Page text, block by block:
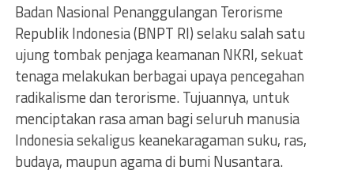
Badan Nasional Penanggulangan Terorisme
Republik Indonesia (BNPT RI) selaku salah satu
ujung tombak penjaga keamanan NKRI, sekuat
tenaga melakukan berbagai upaya pencegahan
radikalisme dan terorisme. Tujuannya, untuk
menciptakan rasa aman bagi seluruh manusia
Indonesia sekaligus keanekaragaman suku, ras,
budaya, maupun agama di bumi Nusantara.